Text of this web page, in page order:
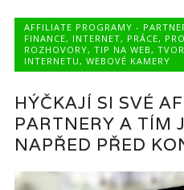
AFFILIATE PROGRAMY -
FINANCE, INTERNET, PRÁCE,
ROZHOVORY,TIP NA WEB ,
INTERNETU ,WEBOVÉ KAMERY
HÝČKAJÍ SI SVÉ
PARTNERY A TÍM
NAPŘED PŘED